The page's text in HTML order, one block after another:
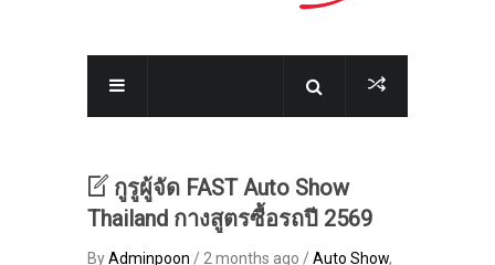
กูรูผู้จัด FAST Auto Show
Thailand กางสูตรซื้อรถปี 2569
ByAdminpoon / 2 months ago /Auto Show,